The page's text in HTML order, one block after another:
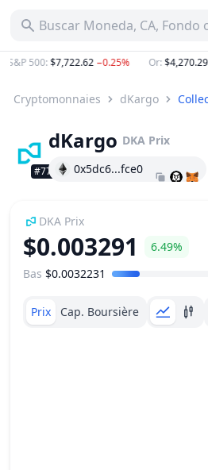
Buscar Moneda, CA, Fondo
S&P 500:$7,722.62−0.25% :$4,270.29
Cryptomonnaies dKargo
#774
dKargo DKA Prix
0x5dc6...fce0
DKA Prix
$0.003291 6.49%
Plage de prix
Bas $0.0032231
Prix Cap. Boursière